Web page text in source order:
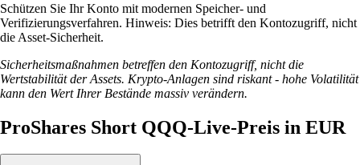
Schützen Sie Ihr Konto mit modernen Speicher- und
Verifizierungsverfahren. Hinweis: Dies betrifft den Kontozugriff, nicht
die Asset-Sicherheit.
Sicherheitsmaßnahmen betreffen den Kontozugriff, nicht die
Wertstabilität der Assets. Krypto-Anlagen sind riskant - hohe Volatilität
kann den Wert Ihrer Bestände massiv verändern.
ProShares Short QQQ-Live-Preis in EUR